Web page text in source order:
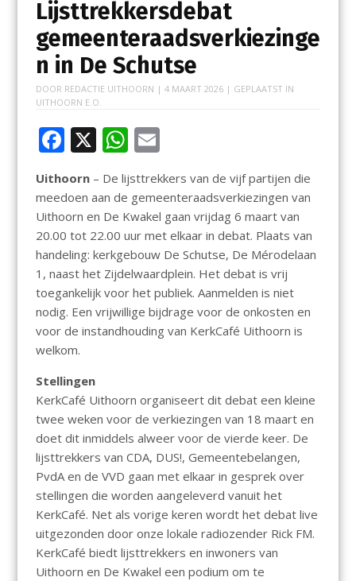
Lijsttrekkersdebat
gemeenteraadsverkiezinge
n in De Schutse
DOOR REDACTIE UITHOORN | 4 MAART 2026| GEPLAATST IN
UITHOORN E.O.
F
e
b
o
o
k
X W
at
s
A
p
p
E
m
ai
l
Uithoorn– De lijsttrekkers van de vijf partijen die
meedoen aan de gemeenteraadsverkiezingen van
Uithoorn en De Kwakel gaan vrijdag 6 maart van
20.00 tot 22.00 uur met elkaar in debat. Plaats van
handeling: kerkgebouw De Schutse, De Mérodelaan
1, naast het Zijdelwaardplein. Het debat is vrij
toegankelijk voor het publiek. Aanmelden is niet
nodig. Een vrijwillige bijdrage voor de onkosten en
voor de instandhouding van KerkCafé Uithoorn is
welkom.
Stellingen
KerkCafé Uithoorn organiseert dit debat een kleine
twee weken voor de verkiezingen van 18 maart en
doet dit inmiddels alweer voor de vierde keer. De
lijsttrekkers van CDA, DUS!, Gemeentebelangen,
PvdA en de VVD gaan met elkaar in gesprek over
stellingen die worden aangeleverd vanuit het
KerkCafé. Net als vorige keren wordt het debat live
uitgezonden door onze lokale radiozender Rick FM.
KerkCafé biedt lijsttrekkers en inwoners van
Uithoorn en De Kwakel een podium om te